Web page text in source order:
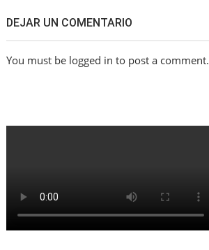
DEJAR UN COMENTARIO
You must be logged in to post a comment.